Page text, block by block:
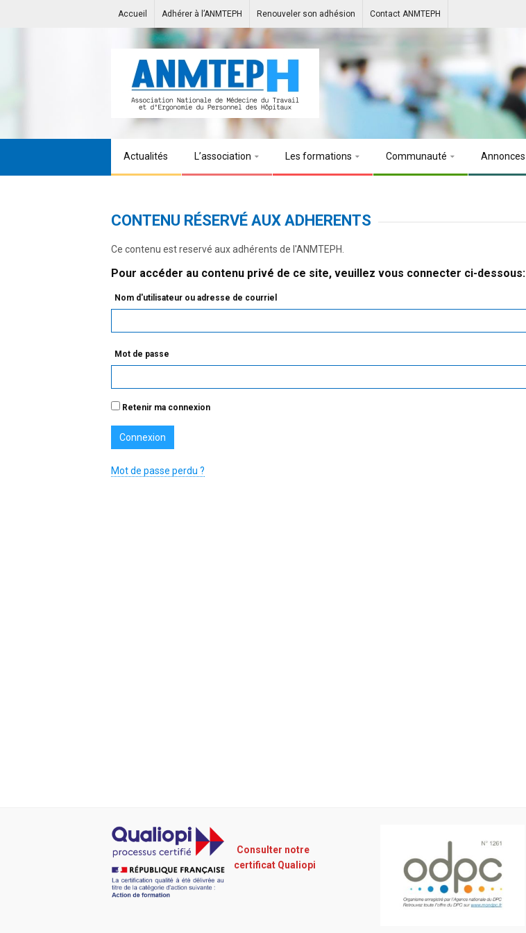
Accueil Adhérer à l’ANMTEPH Renouveler son adhésion Contact ANMTEPH
Actualités L’association Les formations Communauté Annonces
CONTENU RÉSERVÉ AUX ADHERENTS
Ce contenu est reservé aux adhérents de l'ANMTEPH.
Pour accéder au contenu privé de ce site, veuillez vous connecter ci-dessous:
Nom d'utilisateur ou adresse de courriel
Mot de passe
Retenir ma connexion
Mot de passe perdu ?
Consulter notre
certificat Qualiopi